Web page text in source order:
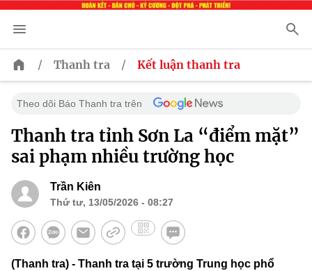
/ Thanh tra / Kết luận thanh tra
Theo dõi Báo Thanh tra trên
Thanh tra tỉnh Sơn La “điểm mặt”
sai phạm nhiều trường học
Trần Kiên
Thứ tư, 13/05/2026 - 08:27
(Thanh tra) - Thanh tra tại 5 trường Trung học phổ